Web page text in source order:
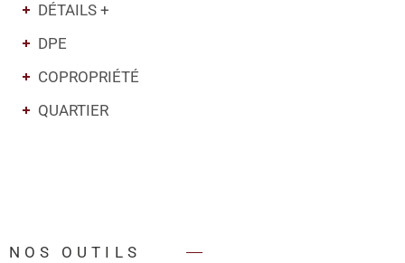
DÉTAILS +
DPE
COPROPRIÉTÉ
QUARTIER
NOS OUTILS